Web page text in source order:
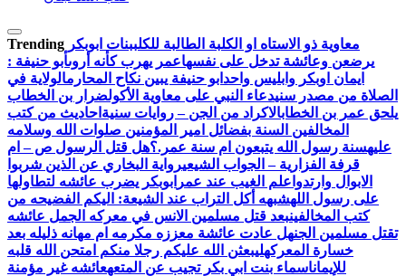
Trending معاوية ذو الاستاه او الكلبة الطالبة للكلببنات ابوبكر
يرضعن وعائشة تدخل على نفسهاعمر يهرب كأنه أروىأبو ‏حنيفة ‏:
‏ايمان ‏اوبكر ‏وابليس ‏واحد ابو حنيفة يبين نكاح المحارمالولاية في
الصلاة من مصدر سنيدعاء النبي على معاوية الأكولضرار بن الخطاب
يلحق عمر بن الخطابالاكراد من الجن – روايات سنية احاديث من كتب
المخالفين السنة بفضائل امير المؤمنين صلوات الله وسلامه
عليهسنة رسول الله يتبعون ام سنة عمر.؟هل قتل الرسول ص – ام
قرفة الفزارية – الجواب الشيعيرواية البخاري عن الذين شربوا
الابوال وارتدوا علم الغيب عند عمر ابوبكر يضرب عائشه لتطاولها
على رسول اللهشبهه أكل التراب عند الشيعة: اليكم الفضيحه من
كتب المخالفينبعد قتل مسلمين الانس في معركه الجمل عائشه
تقتل مسلمين الجنهل عادت عائشة معززه مكرمه ام مهانه ذليله بعد
خسارة المعركهليبعثن الله عليكم رجلا منكم امتحن الله قلبه
للإيماناسماء بنت ابي بكر تجيب عن المتعهعائشه غير مؤمنة